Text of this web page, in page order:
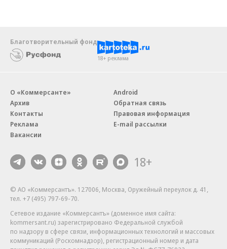
Благотворительный фонд
18+ реклама
О «Коммерсанте»
Архив
Контакты
Реклама
Вакансии
Android
Обратная связь
Правовая информация
E-mail рассылки
18+
© АО «Коммерсантъ». 127006, Москва, Оружейный переулок д. 41,
тел. +7 (495) 797-69-70.
Сетевое издание «Коммерсантъ» (доменное имя сайта:
kommersant.ru) зарегистрировано Федеральной службой
по надзору в сфере связи, информационных технологий и массовых
коммуникаций (Роскомнадзор), регистрационный номер и дата